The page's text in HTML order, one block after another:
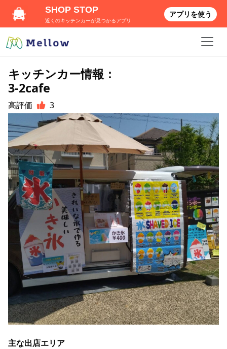
キッチンカー情報：
3-2cafe
高評価 3
主な出店エリア
SHOP STOP
近くのキッチンカーが見つかるアプリ
アプリを使う